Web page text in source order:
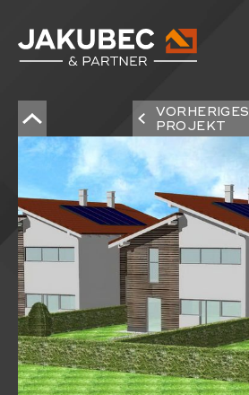
VORHERIGES
PROJEKT